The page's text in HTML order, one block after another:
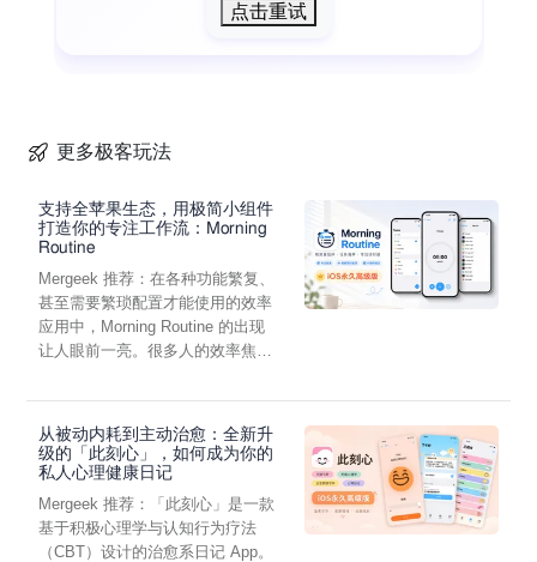
点击重试
更多极客玩法
支持全苹果生态，用极简小组件
打造你的专注工作流：Morning
Routine
Mergeek 推荐：在各种功能繁复、
甚至需要繁琐配置才能使用的效率
应用中，Morning Routine 的出现
让人眼前一亮。很多人的效率焦
从被动内耗到主动治愈：全新升
级的「此刻心」，如何成为你的
私人心理健康日记
Mergeek 推荐：「此刻心」是一款
基于积极心理学与认知行为疗法
（CBT）设计的治愈系日记 App。